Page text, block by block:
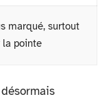
marqué, surtout
la pointe